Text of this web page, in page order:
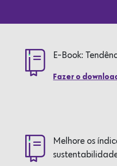
E-Book:
Fazer o
Melhore os